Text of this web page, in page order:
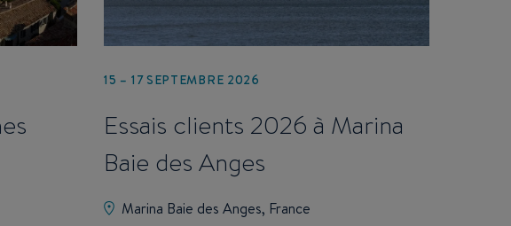
15 – 17 SEPTEMBRE 2026
Essais clients 2026 à Marina
Baie des Anges
Marina Baie des Anges, France